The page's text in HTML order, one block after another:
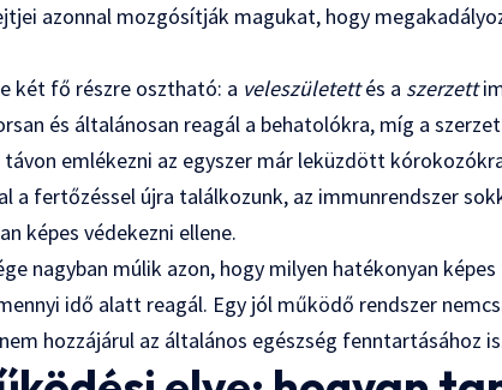
azonnal mozgósítják magukat, hogy
két fő részre osztható: a veleszületettés a szerzett
és általánosan reagál a behatolókra, míg a
emlékezni az egyszer már leküzdött
a fertőzéssel újra találkozunk, az immunrendszer
képes védekezni ellene.
nagyban múlik azon, hogy milyen hatékonyan
idő alatt reagál. Egy jól működő rendszer
hozzájárul az általános egészség fenntartásához